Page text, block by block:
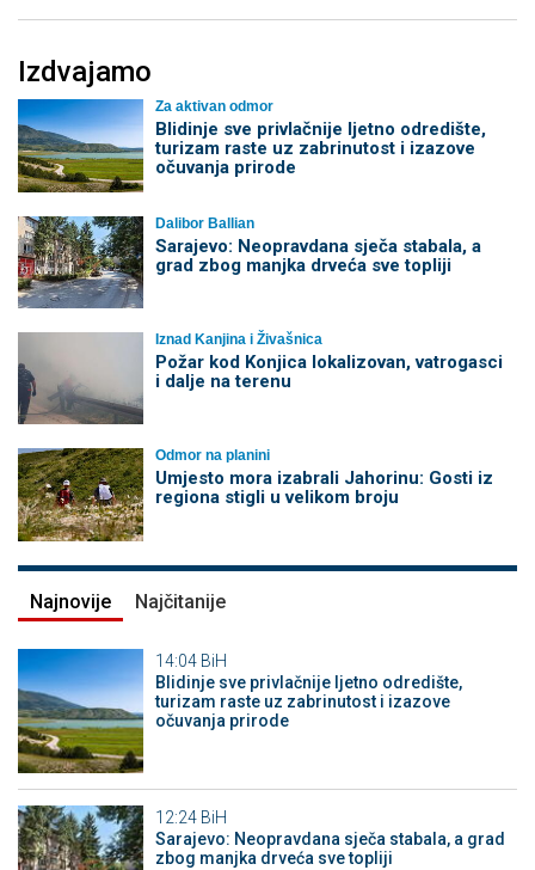
Izdvajamo
Za aktivan odmor
Blidinje sve privlačnije ljetno odredište,
turizam raste uz zabrinutost i izazove
očuvanja prirode
Dalibor Ballian
Sarajevo: Neopravdana sječa stabala, a
grad zbog manjka drveća sve topliji
Iznad Kanjina i Živašnica
Požar kod Konjica lokalizovan, vatrogasci
i dalje na terenu
Odmor na planini
Umjesto mora izabrali Jahorinu: Gosti iz
regiona stigli u velikom broju
Najnovije Najčitanije
14:04 BiH
Blidinje sve privlačnije ljetno odredište,
turizam raste uz zabrinutost i izazove
očuvanja prirode
12:24 BiH
Sarajevo: Neopravdana sječa stabala, a grad
zbog manjka drveća sve topliji